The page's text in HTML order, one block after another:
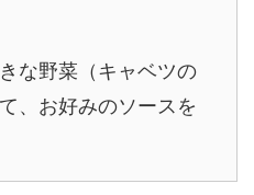
な野菜（キャベツの
、お好みのソースを